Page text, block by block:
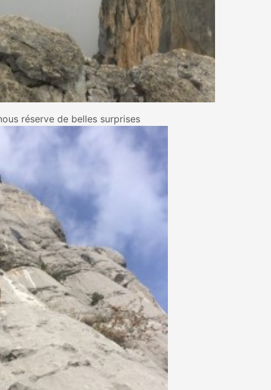
réserve de belles surprises